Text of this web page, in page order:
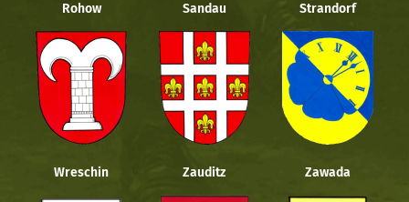
Rohow Sandau Strandorf
Wreschin Zauditz Zawada